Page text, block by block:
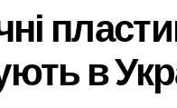
в